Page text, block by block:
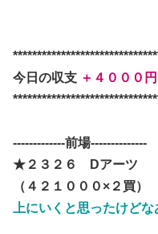
今日の収支 ＋４０００
-------------前場--------------
★２３２６ Dアーツ
（４２１０００×２買）
上にいくと思ったけどな